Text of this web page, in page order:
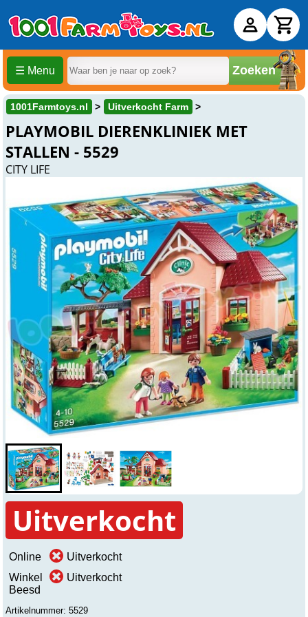
☰ Menu Zoeken
1001Farmtoys.nl Uitverkocht Farm
PLAYMOBIL DIERENKLINIEK MET
STALLEN - 5529
CITY LIFE
Uitverkocht
Online
Uitverkocht
Winkel
Beesd
Uitverkocht
Artikelnummer: 5529